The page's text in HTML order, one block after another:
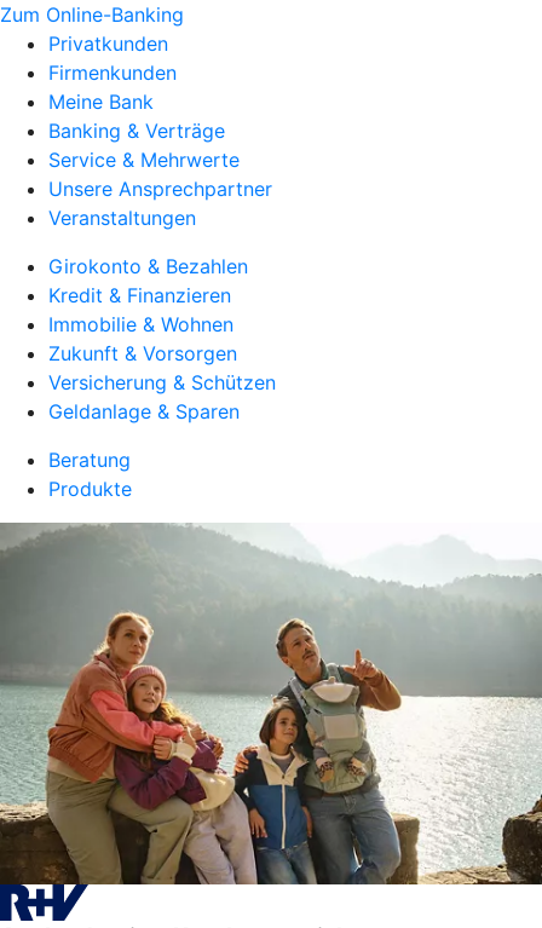
Zum Online-Banking
Privatkunden
Firmenkunden
Meine Bank
Banking & Verträge
Service & Mehrwerte
Unsere Ansprechpartner
Veranstaltungen
Girokonto & Bezahlen
Kredit & Finanzieren
Immobilie & Wohnen
Zukunft & Vorsorgen
Versicherung & Schützen
Geldanlage & Sparen
Beratung
Produkte